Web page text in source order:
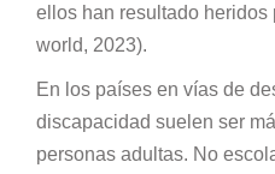
ellos han resultado heridos
world, 2023).
En los países en vías de
discapacidad suelen ser
personas adultas. No